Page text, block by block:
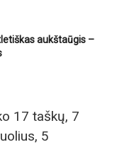
aukštaūgis –
17 taškų, 7
5